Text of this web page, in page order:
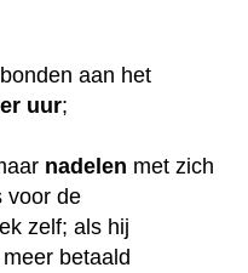
aan het
uur;
nadelen met zich
voor de
zelf; als hij
betaald